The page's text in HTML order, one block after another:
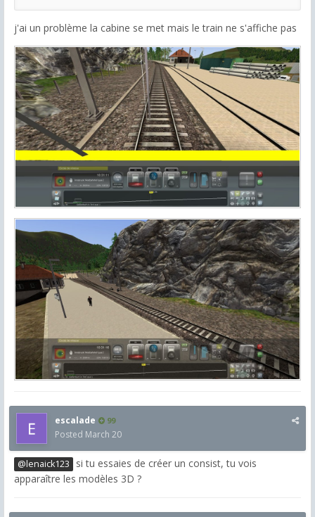
j'ai un problème la cabine se met mais le train ne s'affiche pas
escalade 99
Posted March 20
@lenaick123
si tu essaies de créer un consist, tu vois
apparaître les modèles 3D ?